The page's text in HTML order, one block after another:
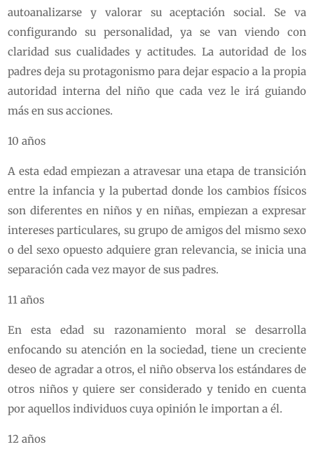
autoanalizarse y valorar su aceptación social. Se va
configurando su personalidad, ya se van viendo con
claridad sus cualidades y actitudes. La autoridad de los
padres deja su protagonismo para dejar espacio a la propia
autoridad interna del niño que cada vez le irá guiando
más en sus acciones.
10 años
A esta edad empiezan a atravesar una etapa de transición
entre la infancia y la pubertad donde los cambios físicos
son diferentes en niños y en niñas, empiezan a expresar
intereses particulares, su grupo de amigos del mismo sexo
o del sexo opuesto adquiere gran relevancia, se inicia una
separación cada vez mayor de sus padres.
11 años
En esta edad su razonamiento moral se desarrolla
enfocando su atención en la sociedad, tiene un creciente
deseo de agradar a otros, el niño observa los estándares de
otros niños y quiere ser considerado y tenido en cuenta
por aquellos individuos cuya opinión le importan a él.
12 años